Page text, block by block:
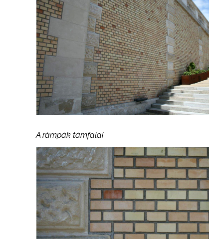
A rámpák támfalai